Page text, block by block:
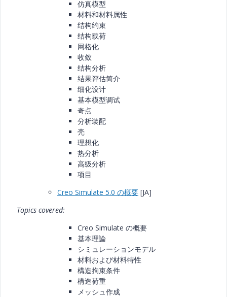
仿真模型
材料和材料属性
结构约束
结构载荷
网格化
收敛
结构分析
结果评估简介
细化设计
基本模型调试
奇点
分析装配
壳
理想化
热分析
高级分析
项目
Creo Simulate 5.0 の概要 [JA]
Topics covered:
Creo Simulate の概要
基本理論
シミュレーションモデル
材料および材料特性
構造拘束条件
構造荷重
メッシュ作成